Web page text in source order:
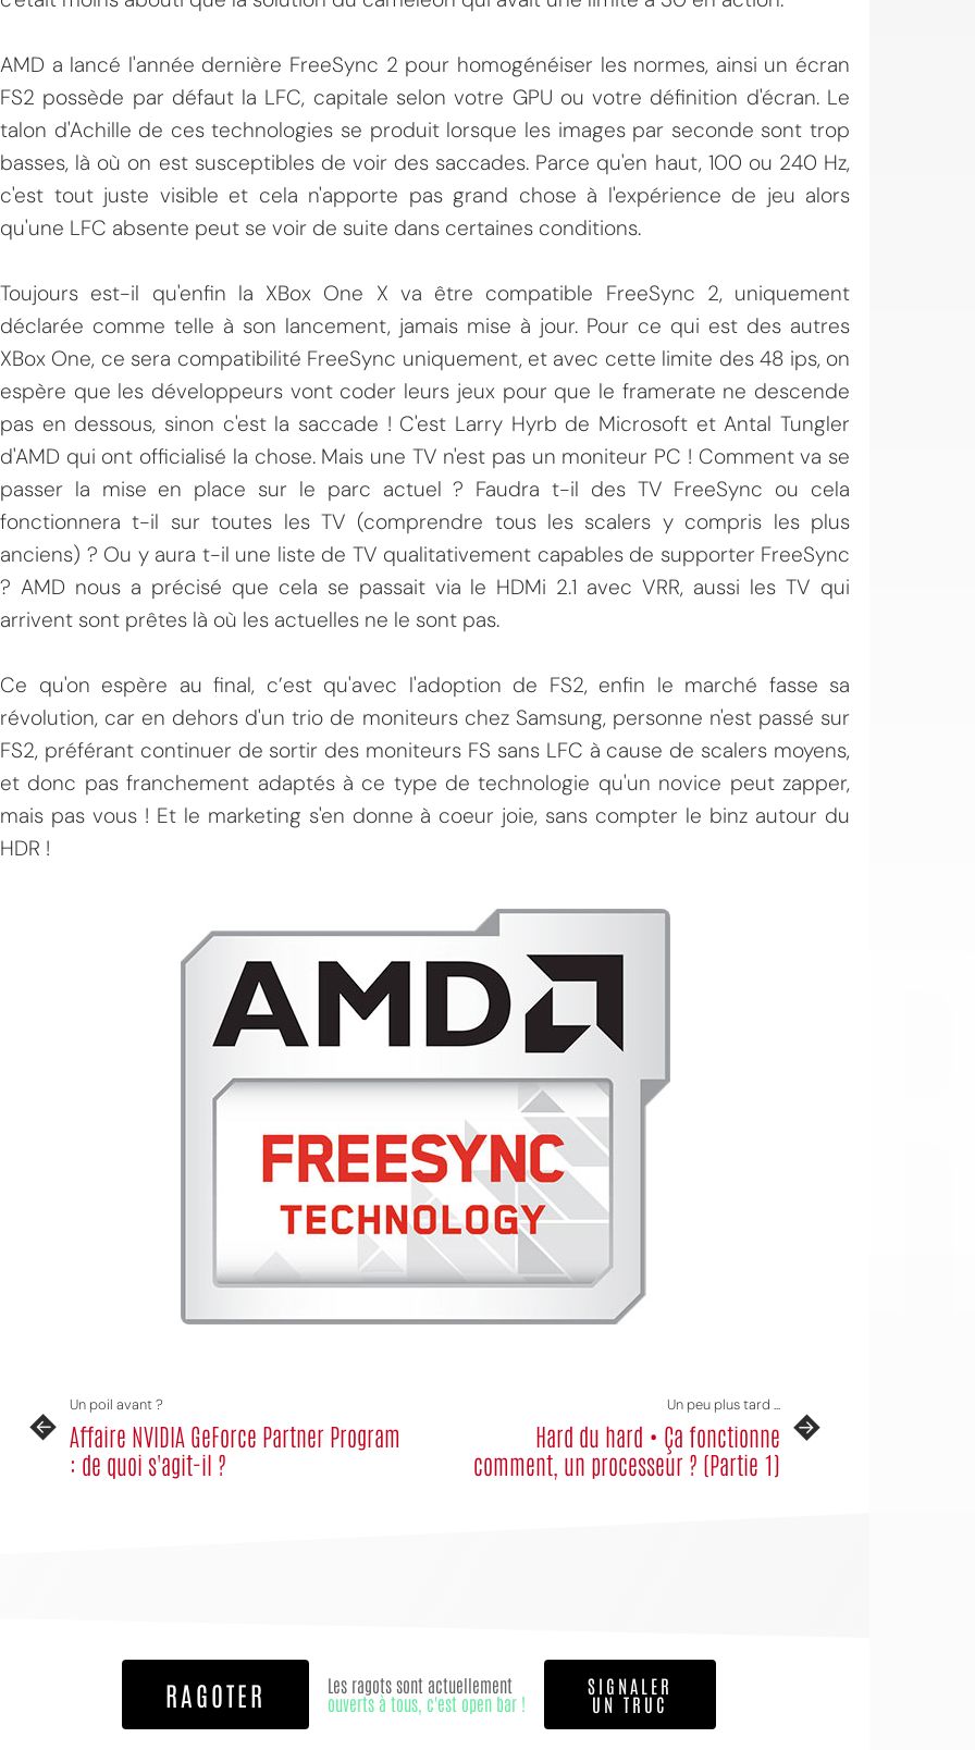
AMD a lancé l'année dernière FreeSync 2 pour homogénéiser les normes, ainsi un écran
FS2 possède par défaut la LFC, capitale selon votre GPU ou votre définition d'écran. Le
talon d'Achille de ces technologies se produit lorsque les images par seconde sont trop
basses, là où on est susceptibles de voir des saccades. Parce qu'en haut, 100 ou 240 Hz,
c'est tout juste visible et cela n'apporte pas grand chose à l'expérience de jeu alors
qu'une LFC absente peut se voir de suite dans certaines conditions.
Toujours est-il qu'enfin la XBox One X va être compatible FreeSync 2, uniquement
déclarée comme telle à son lancement, jamais mise à jour. Pour ce qui est des autres
XBox One, ce sera compatibilité FreeSync uniquement, et avec cette limite des 48 ips, on
espère que les développeurs vont coder leurs jeux pour que le framerate ne descende
pas en dessous, sinon c'est la saccade ! C'est Larry Hyrb de Microsoft et Antal Tungler
d'AMD qui ont officialisé la chose. Mais une TV n'est pas un moniteur PC ! Comment va se
passer la mise en place sur le parc actuel ? Faudra t-il des TV FreeSync ou cela
fonctionnera t-il sur toutes les TV (comprendre tous les scalers y compris les plus
anciens) ? Ou y aura t-il une liste de TV qualitativement capables de supporter FreeSync
? AMD nous a précisé que cela se passait via le HDMi 2.1 avec VRR, aussi les TV qui
arrivent sont prêtes là où les actuelles ne le sont pas.
Ce qu'on espère au final, c’est qu'avec l'adoption de FS2, enfin le marché fasse sa
révolution, car en dehors d'un trio de moniteurs chez Samsung, personne n'est passé sur
FS2, préférant continuer de sortir des moniteurs FS sans LFC à cause de scalers moyens,
et donc pas franchement adaptés à ce type de technologie qu'un novice peut zapper,
mais pas vous ! Et le marketing s'en donne à coeur joie, sans compter le binz autour du
HDR !
Un poil avant ?
Affaire NVIDIA GeForce Partner Program
: de quoi s'agit-il ?
Un peu plus tard ...
Hard du hard • Ça fonctionne
comment, un processeur ? (Partie 1)
RAGOTER
Les ragots sont actuellement
ouverts à tous, c'est open bar !
SIGNALER
UN TRUC